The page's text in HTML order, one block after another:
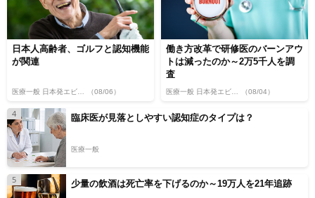
日本人高齢者、ゴルフと認知機能
が関連
（08/06）
働き方改革で研修医のバーンアウ
トは減ったのか～2万5千人を調
査
（08/04）
4 臨床医が見落としやすい認知症のタイプは？
医療一般
5 少量の飲酒は死亡率を下げるのか～19万人を21年追跡